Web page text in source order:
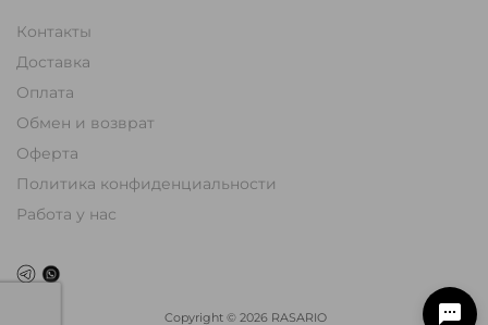
Контакты
Доставка
Оплата
Обмен и возврат
Оферта
Политика конфиденциальности
Работа у нас
Copyright © 2026 RASARIO